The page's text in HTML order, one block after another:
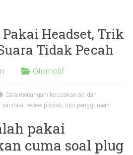
Headset, Trik
Tidak Pecah
Otomotif
Cara menangani kerusakan air, dan
sanitasi, review produk,tips penggunaan
pakai
cuma soal plug